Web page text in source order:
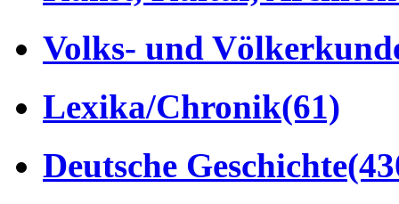
Volks- und
Lexika/Chronik(61)
Deutsche Geschichte